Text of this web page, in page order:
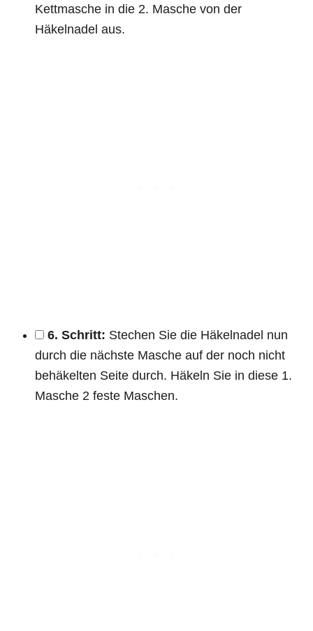
Kettmasche in die 2. Masche von der
Häkelnadel aus.
6. Schritt: Stechen Sie die Häkelnadel nun
durch die nächste Masche auf der noch nicht
behäkelten Seite durch. Häkeln Sie in diese 1.
Masche 2 feste Maschen.